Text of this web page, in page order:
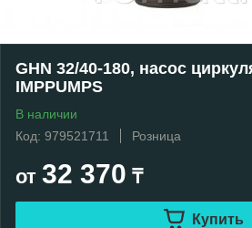
GHN 32/40-180, насос
IMPPUMPS
В наличии
Код: 979521711
Розница
от 32 370 ₸
Купить